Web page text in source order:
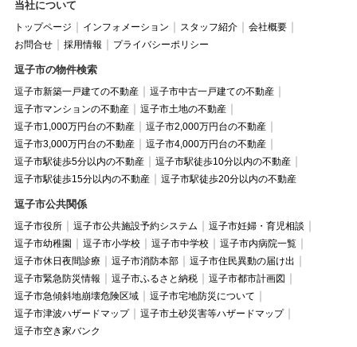
当社について
トップページ インフォメーション スタッフ紹介
会社概要
お問合せ
採用情報 プライバシーポリシー
逗子市の物件検索
逗子市新築一戸建ての不動産
逗子市中古一戸建ての不動産
逗子市マンションの不動産
逗子市土地の不動産
逗子市1,000万円台の不動産
逗子市2,000万円台の不動産
逗子市3,000万円台の不動産
逗子市4,000万円台の不動産
逗子市駅徒歩5分以内の不動産
逗子市駅徒歩10分以内の不動産
逗子市駅徒歩15分以内の不動産
逗子市駅徒歩20分以内の不動産
逗子市公共関係
逗子市役所 逗子市公共施設予約システム
逗子市妊婦・育児相談
逗子市幼稚園
逗子市小学校 逗子市中学校
逗子市内病院一覧
逗子市休日夜間診療
逗子市消防本部
逗子市住民異動の届け出
逗子市緊急防災情報
逗子市ふるさと納税
逗子市都市計画図
逗子市急傾斜地崩壊危険区域
逗子市宅地防災について
逗子市津波ハザードマップ
逗子市土砂災害等ハザードマップ
逗子市空き家バンク